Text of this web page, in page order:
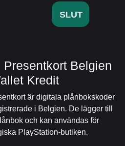
SLUT
Belgien
Kredit
är digitala plånbokskoder
i Belgien. De lägger till
och kan användas för
PlayStation-butiken.